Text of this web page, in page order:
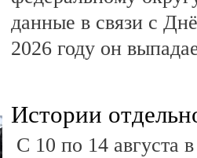
данные в связи с
2026 году он
Истории
С 10 по 14 августа